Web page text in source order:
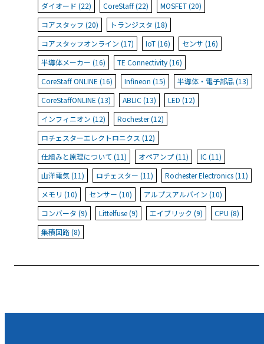
ダイオード (22)
CoreStaff (22)
MOSFET (20)
コアスタッフ (20)
トランジスタ (18)
コアスタッフオンライン (17)
IoT (16)
センサ (16)
半導体メーカー (16)
TE Connectivity (16)
CoreStaff ONLINE (16)
Infineon (15)
半導体・電子部品 (13)
CoreStaffONLINE (13)
ABLIC (13)
LED (12)
インフィニオン (12)
Rochester (12)
ロチェスターエレクトロニクス (12)
仕組みと原理について (11)
オペアンプ (11)
IC (11)
山洋電気 (11)
ロチェスター (11)
Rochester Electronics (11)
メモリ (10)
センサー (10)
アルプスアルパイン (10)
コンバータ (9)
Littelfuse (9) エイブリック (9)
CPU (8)
集積回路 (8)